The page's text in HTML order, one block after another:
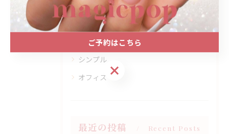
プライベートサロン
上品
シンプル
オフィス
最近の投稿 Recent Posts
ご予約はこちら
ご予約はこちら